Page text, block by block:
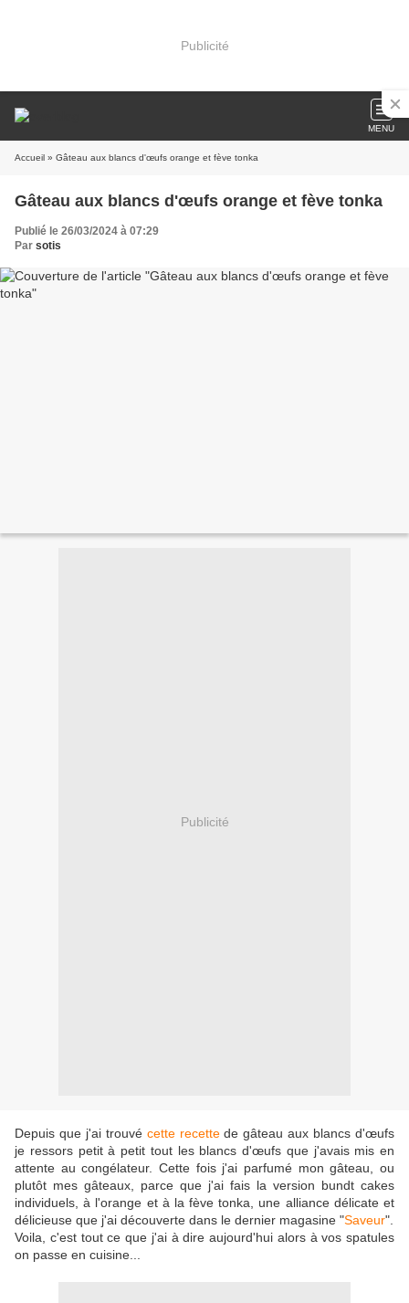
Publicité
MENU
Accueil » Gâteau aux blancs d'œufs orange et fève tonka
Gâteau aux blancs d'œufs orange et fève tonka
Publié le 26/03/2024 à 07:29
Par sotis
Publicité
Depuis que j'ai trouvé cette recettede gâteau aux blancs d'œufs
je ressors petit à petit tout les blancs d'œufs que j'avais mis en
attente au congélateur. Cette fois j'ai parfumé mon gâteau, ou
plutôt mes gâteaux, parce que j'ai fais la version bundt cakes
individuels, à l'orange et à la fève tonka, une alliance délicate et
délicieuse que j'ai découverte dans le dernier magasine "Saveur".
Voila, c'est tout ce que j'ai à dire aujourd'hui alors à vos spatules
on passe en cuisine...